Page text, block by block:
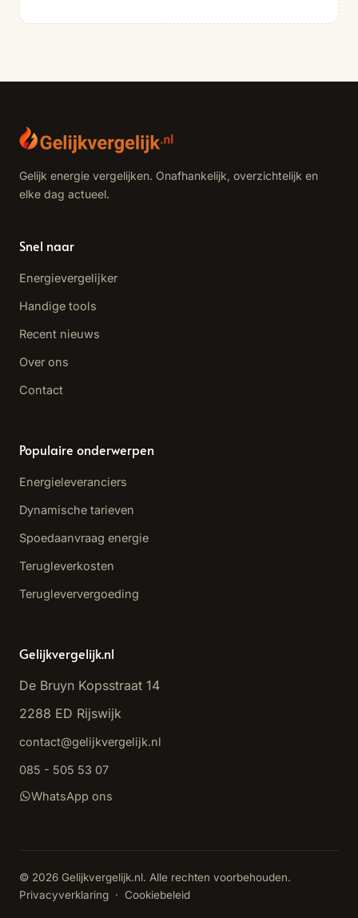
Gelijk energie vergelijken. Onafhankelijk, overzichtelijk en
elke dag actueel.
Snel naar
Energievergelijker
Handige tools
Recent nieuws
Over ons
Contact
Populaire onderwerpen
Energieleveranciers
Dynamische tarieven
Spoedaanvraag energie
Terugleverkosten
Terugleververgoeding
Gelijkvergelijk.nl
De Bruyn Kopsstraat 14
2288 ED Rijswijk
contact@gelijkvergelijk.nl
085 - 505 53 07
WhatsApp ons
© 2026 Gelijkvergelijk.nl. Alle rechten voorbehouden.
Privacyverklaring · Cookiebeleid